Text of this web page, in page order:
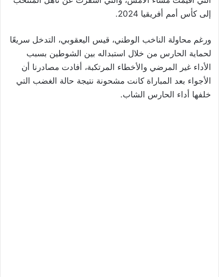
إلى كأس أمم أفريقيا 2024.
ورغم محاولة الناخب الوطني، قيس اليعقوبي، التدخل سريعًا
لحماية الحارس من خلال استبداله بين الشوطين بسبب
الأداء غير المرضي والأخطاء المرتكبة، أفادت مصادرنا أن
الأجواء بعد المباراة كانت مشحونة نتيجة حالة الغضب التي
خلفها أداء الحارس الشاب.